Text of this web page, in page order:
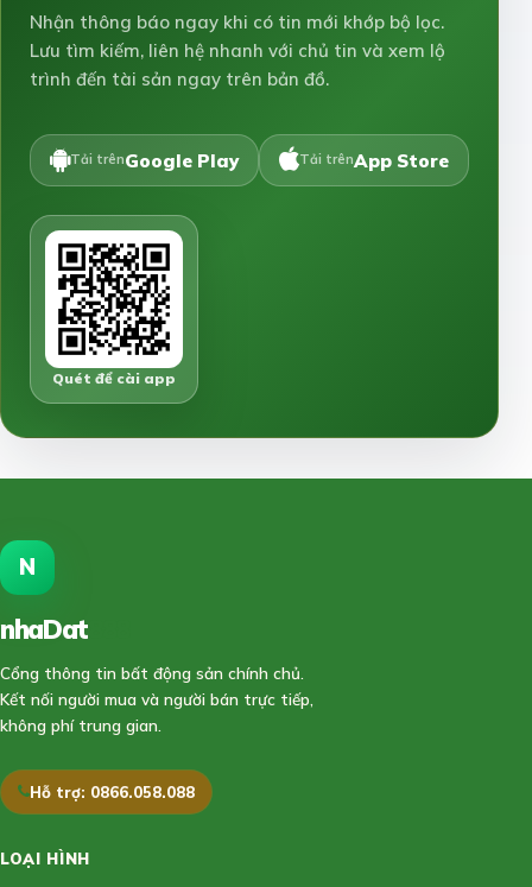
Nhận thông báo ngay khi có tin mới khớp bộ lọc.
Lưu tìm kiếm, liên hệ nhanh với chủ tin và xem lộ
trình đến tài sản ngay trên bản đồ.
Tải trênGoogle Play Tải trênApp Store
Quét để cài app
N
nhaDat
Cổng thông tin bất động sản chính chủ.
Kết nối người mua và người bán trực tiếp,
không phí trung gian.
Hỗ trợ: 0866.058.088
LOẠI HÌNH